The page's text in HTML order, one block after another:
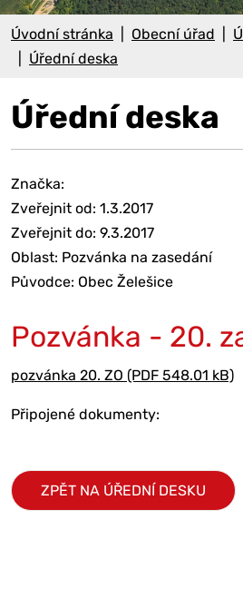
Úvodní stránka Obecní úřad
Úřední deska
Úřední deska
Značka:
Zveřejnit od: 1.3.2017
Zveřejnit do: 9.3.2017
Oblast: Pozvánka na zasedání
Původce: Obec Želešice
Pozvánka - 20.
pozvánka 20. ZO (PDF 548.01 kB)
Připojené dokumenty:
ZPĚT NA ÚŘEDNÍ DESKU